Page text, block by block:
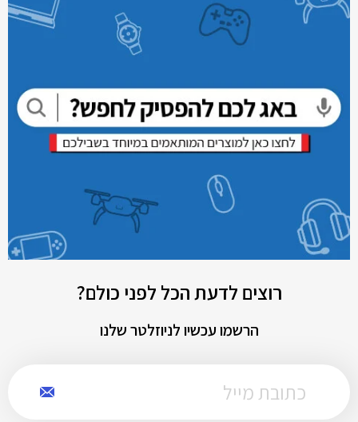
רוצים לדעת הכל לפני כולם?
הרשמו עכשיו לניוזלטר שלנו